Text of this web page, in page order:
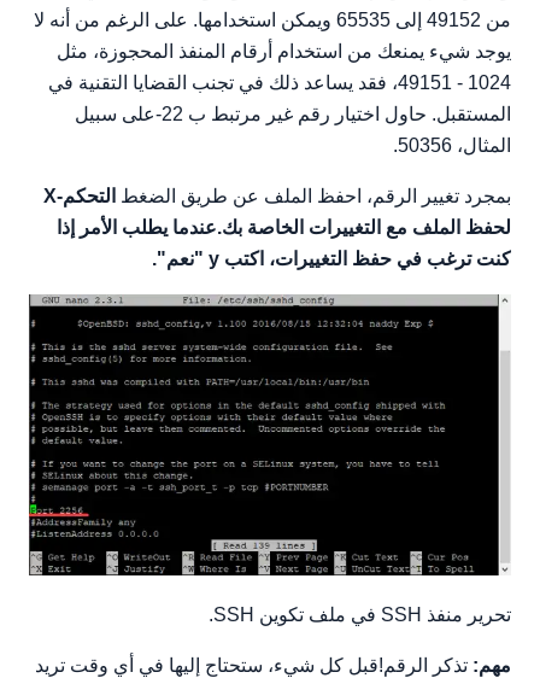
من 49152 إلى 65535 ويمكن استخدامها. على الرغم من أنه لا
يوجد شيء يمنعك من استخدام أرقام المنفذ المحجوزة، مثل
1024 - 49151، فقد يساعد ذلك في تجنب القضايا التقنية في
المستقبل. حاول اختيار رقم غير مرتبط ب 22-على سبيل
المثال، 50356.
بمجرد تغيير الرقم، احفظ الملف عن طريق الضغط
التحكم-X
لحفظ الملف مع التغييرات الخاصة بك.عندما يطلب الأمر إذا
كنت ترغب في حفظ التغييرات، اكتب y "نعم".
تحرير منفذ SSH في ملف تكوين SSH.
مهم: تذكر الرقم!قبل كل شيء، ستحتاج إليها في أي وقت تريد